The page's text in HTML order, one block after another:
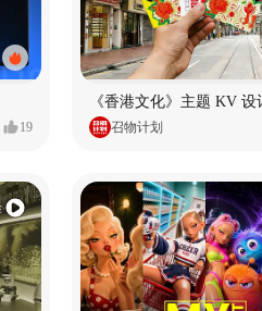
19
《香港文化》主题 KV 设
召物计划